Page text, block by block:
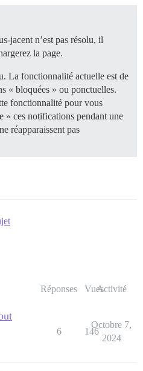
jacent n’est pas résolu, il
la page.
La fonctionnalité actuelle est de
« bloquées » ou ponctuelles.
fonctionnalité pour vous
» ces notifications pendant une
réapparaissent pas
Réponses VuesActivité
6 146
Octobre 7,
2024